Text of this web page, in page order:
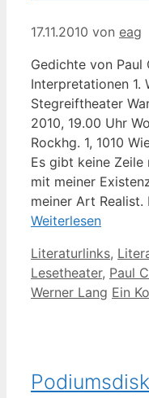
17.11.2010 von eag
Gedichte von Paul
Interpretationen 1.
Stegreiftheater
2010, 19.00 Uhr
Rockhg. 1, 1010
Es gibt keine
mit meiner
meiner Art
Weiterlesen
Kategorien
Literaturlinks,
Lesetheater, Paul
Werner Lang Ein